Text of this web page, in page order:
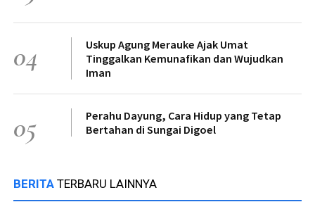
04
Uskup Agung Merauke Ajak Umat
Tinggalkan Kemunafikan dan Wujudkan
Iman
05
Perahu Dayung, Cara Hidup yang Tetap
Bertahan di Sungai Digoel
BERITA TERBARU LAINNYA